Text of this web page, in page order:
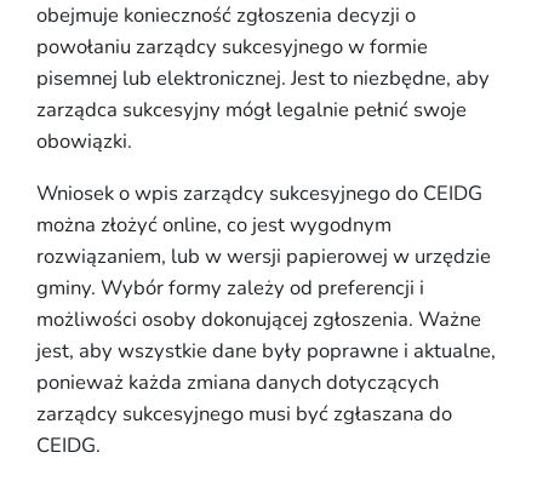
obejmuje konieczność zgłoszenia decyzji o
powołaniu zarządcy sukcesyjnego w formie
pisemnej lub elektronicznej. Jest to niezbędne, aby
zarządca sukcesyjny mógł legalnie pełnić swoje
obowiązki.
Wniosek o wpis zarządcy sukcesyjnego do CEIDG
można złożyć online, co jest wygodnym
rozwiązaniem, lub w wersji papierowej w urzędzie
gminy. Wybór formy zależy od preferencji i
możliwości osoby dokonującej zgłoszenia. Ważne
jest, aby wszystkie dane były poprawne i aktualne,
ponieważ każda zmiana danych dotyczących
zarządcy sukcesyjnego musi być zgłaszana do
CEIDG.